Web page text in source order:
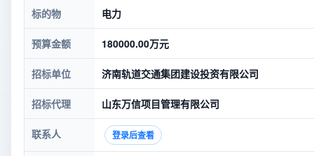
标的物 电力
预算金额 180000.00万元
招标单位 济南轨道交通集团建设投资有限公司
招标代理 山东万信项目管理有限公司
联系人 登录后查看